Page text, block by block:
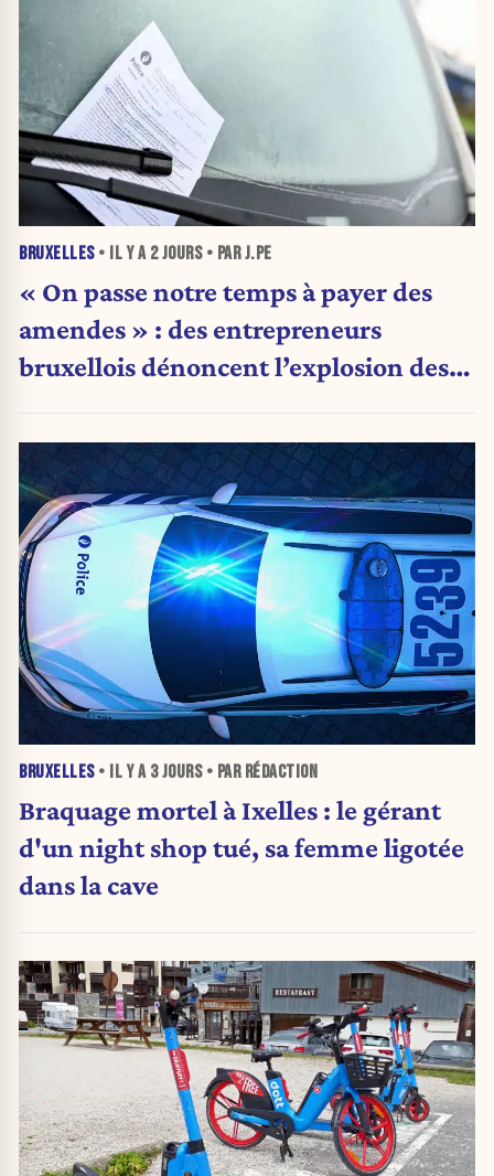
BRUXELLES• IL Y A 2 JOURS• PAR J.PE
« On passe notre temps à payer des
amendes » : des entrepreneurs
bruxellois dénoncent l’explosion des
BRUXELLES• IL Y A 3 JOURS• PAR RÉDACTION
Braquage mortel à Ixelles : le gérant
d'un night shop tué, sa femme ligotée
dans la cave